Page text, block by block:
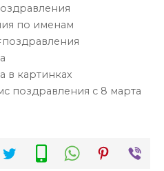
по именам
поздравления
в картинках
поздравления с 8 марта